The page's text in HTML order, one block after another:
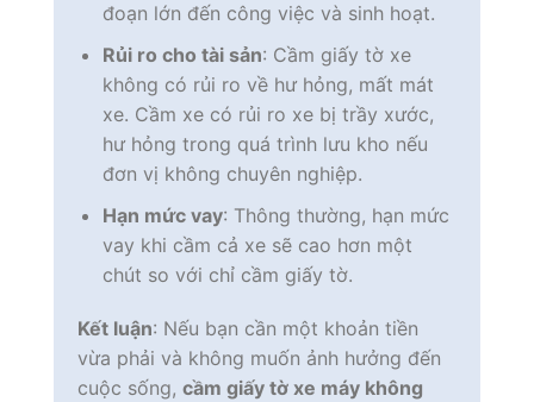
đoạn lớn đến công việc và sinh hoạt.
Rủi ro cho tài sản: Cầm giấy tờ xe
không có rủi ro về hư hỏng, mất mát
xe. Cầm xe có rủi ro xe bị trầy xước,
hư hỏng trong quá trình lưu kho nếu
đơn vị không chuyên nghiệp.
Hạn mức vay: Thông thường, hạn mức
vay khi cầm cả xe sẽ cao hơn một
chút so với chỉ cầm giấy tờ.
Kết luận: Nếu bạn cần một khoản tiền
vừa phải và không muốn ảnh hưởng đến
cuộc sống, cầm giấy tờ xe máy không